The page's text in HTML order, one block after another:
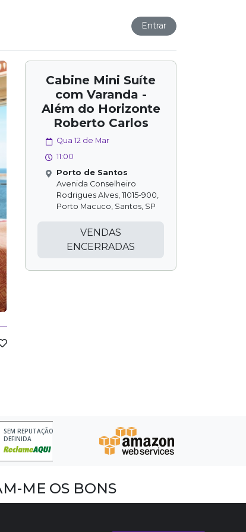
Entrar
Cabine Mini Suíte
com Varanda -
Além do Horizonte
Roberto Carlos
Qua 12 de Mar
11:00
Porto de Santos
Avenida Conselheiro
Rodrigues Alves, 11015-900,
Porto Macuco, Santos, SP
VENDAS
ENCERRADAS
SEM REPUTAÇÃO
DEFINIDA
ME OS BONS